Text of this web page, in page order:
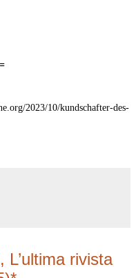
2023/10/kundschafter-des-
L’ultima rivista